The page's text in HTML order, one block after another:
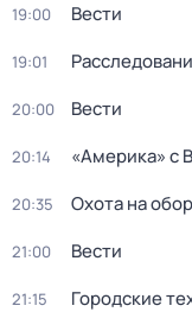
19:00 Вести
19:01
20:00 Вести
20:14 «Америка» с
20:35 Охота на
21:00 Вести
21:15 Городские